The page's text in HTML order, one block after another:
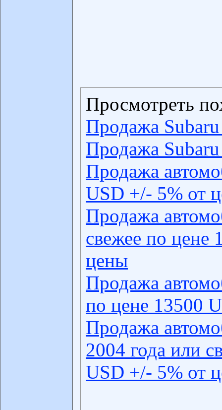
Просмотреть
Продажа
Продажа
Продажа
USD +/- 5% от
Продажа
свежее по цене
цены
Продажа
по цене 13500
Продажа
2004 года или
USD +/- 5% от